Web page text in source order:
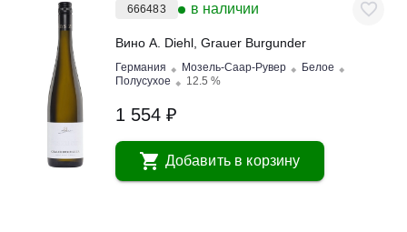
666483 в наличии
Вино A. Diehl, Grauer Burgunder
Германия Мозель-Саар-Рувер
Белое
Полусухое
12.5 %
1 554 ₽
Добавить в корзину